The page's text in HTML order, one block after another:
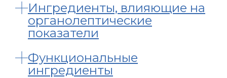
Ингредиенты, влияющие на
органолептические
показатели
Функциональные
ингредиенты